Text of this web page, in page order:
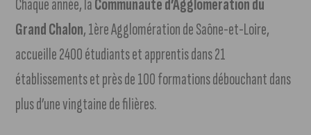
Chaque année, laCommunauté d’Agglomération du
Grand Chalon, 1ère Agglomération de Saône-et-Loire,
accueille 2400 étudiants et apprentis dans 21
établissements et près de 100 formations débouchant dans
plus d’une vingtaine de filières.